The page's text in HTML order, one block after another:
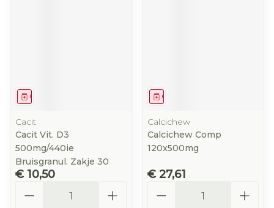
Geneesmiddel
Cacit
Cacit Vit. D3
500mg/440ie
Bruisgranul. Zakje 30
€ 10,50
Geneesmiddel
Calcichew
Calcichew Comp
120x500mg
€ 27,61